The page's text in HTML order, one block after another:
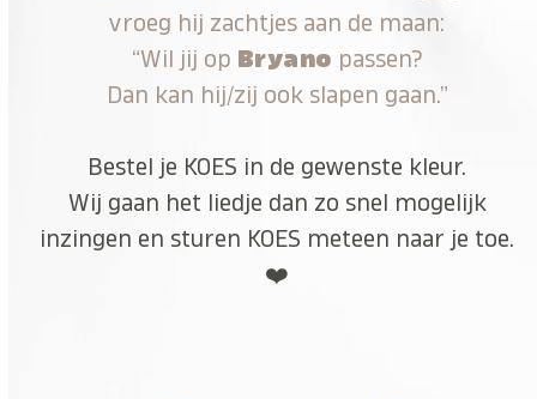
vroeg hij zachtjes aan de maan:
“Wil jij op Bryano passen?
Dan kan hij/zij ook slapen gaan.”
Bestel je KOES in de gewenste kleur.
Wij gaan het liedje dan zo snel mogelijk
inzingen en sturen KOES meteen naar je toe.
❤️